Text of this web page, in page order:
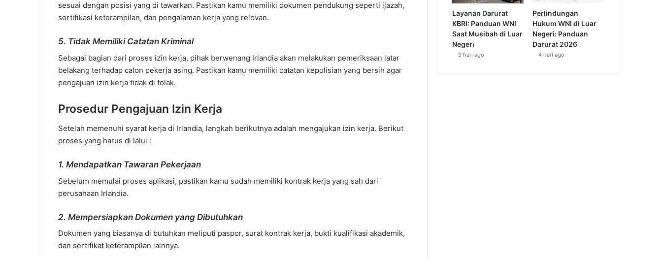
sesuai dengan posisi yang di tawarkan. Pastikan kamu memiliki dokumen pendukung seperti ijazah,
sertifikasi keterampilan, dan pengalaman kerja yang relevan.
5. Tidak Memiliki Catatan Kriminal
Sebagai bagian dari proses izin kerja, pihak berwenang Irlandia akan melakukan pemeriksaan latar
belakang terhadap calon pekerja asing. Pastikan kamu memiliki catatan kepolisian yang bersih agar
pengajuan izin kerja tidak di tolak.
Prosedur Pengajuan Izin Kerja
Setelah memenuhi syarat kerja di Irlandia, langkah berikutnya adalah mengajukan izin kerja. Berikut
proses yang harus di lalui :
1. Mendapatkan Tawaran Pekerjaan
Sebelum memulai proses aplikasi, pastikan kamu sudah memiliki kontrak kerja yang sah dari
perusahaan Irlandia.
2. Mempersiapkan Dokumen yang Dibutuhkan
Dokumen yang biasanya di butuhkan meliputi paspor, surat kontrak kerja, bukti kualifikasi akademik,
dan sertifikat keterampilan lainnya.
Layanan Darurat
KBRI: Panduan WNI
Saat Musibah di Luar
Negeri
3 hari ago
Perlindungan
Hukum WNI di Luar
Negeri: Panduan
Darurat 2026
4 hari ago